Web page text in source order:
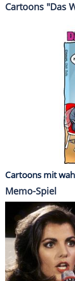
Cartoons "Das
Cartoons mit
Memo-Spiel